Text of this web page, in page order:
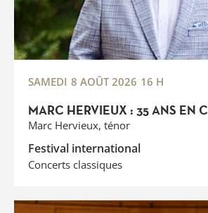
MARC HERVIEUX : 35 ANS EN
Marc Hervieux, ténor
Festival international
Concerts classiques
SAMEDI 8 AOÛT 2026 16 H